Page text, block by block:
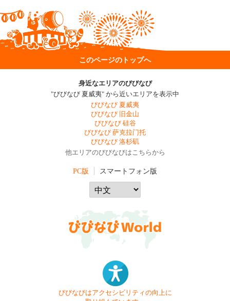
このページのトップへ
身近なエリアのびびなび
"びびなび 夏威夷" から近いエリアを表示中
びびなび 夏威夷
びびなび 旧金山
びびなび 硅谷
びびなび 萨克拉门托
びびなび 洛杉矶
他エリアのびびなびはこちらから
PC版 スマートフォン版
びびなびはアクセシビリティの向上に